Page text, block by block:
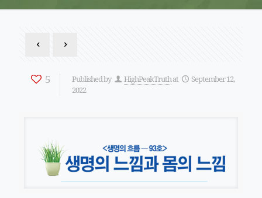
5 Published by HighPeakTruthat
September 12,
2022